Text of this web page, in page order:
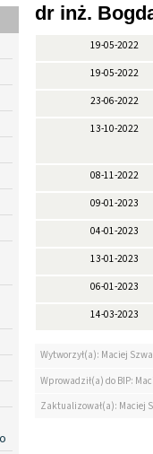
dr inż.
19-05-2022
19-05-2022
23-06-2022
13-10-2022
08-11-2022
09-01-2023
04-01-2023
13-01-2023
06-01-2023
14-03-2023
Wytworzył(a): Maciej
Wprowadził(a) do BIP:
Zaktualizował(a): Maciej